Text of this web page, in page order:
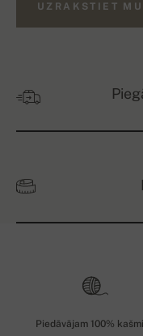
UZRAKSTIET
Piedāvājam 100%